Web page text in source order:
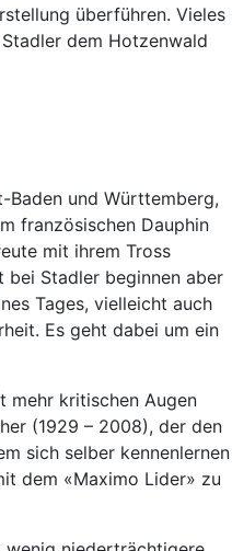
überführen. Vieles
dem Hotzenwald
Baden und Württemberg,
französischen Dauphin
mit ihrem Tross
bei Stadler beginnen aber
Tages, vielleicht auch
Es geht dabei um ein
mehr kritischen Augen
(1929 – 2008), der den
sich selber kennenlernen
dem «Maximo Lider» zu